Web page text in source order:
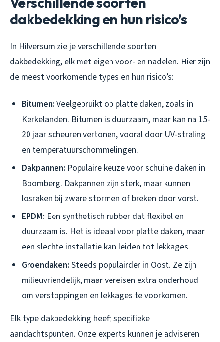
dakbedekking en hun risico’s
In Hilversum zie je verschillende soorten
dakbedekking, elk met eigen voor- en nadelen. Hier zijn
de meest voorkomende types en hun risico’s:
Bitumen: Veelgebruikt op platte daken, zoals in
Kerkelanden. Bitumen is duurzaam, maar kan na 15-
20 jaar scheuren vertonen, vooral door UV-straling
en temperatuurschommelingen.
Dakpannen: Populaire keuze voor schuine daken in
Boomberg. Dakpannen zijn sterk, maar kunnen
losraken bij zware stormen of breken door vorst.
EPDM: Een synthetisch rubber dat flexibel en
duurzaam is. Het is ideaal voor platte daken, maar
een slechte installatie kan leiden tot lekkages.
Groendaken: Steeds populairder in Oost. Ze zijn
milieuvriendelijk, maar vereisen extra onderhoud
om verstoppingen en lekkages te voorkomen.
Elk type dakbedekking heeft specifieke
aandachtspunten. Onze experts kunnen je adviseren